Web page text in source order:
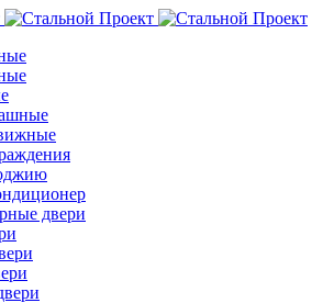
двери